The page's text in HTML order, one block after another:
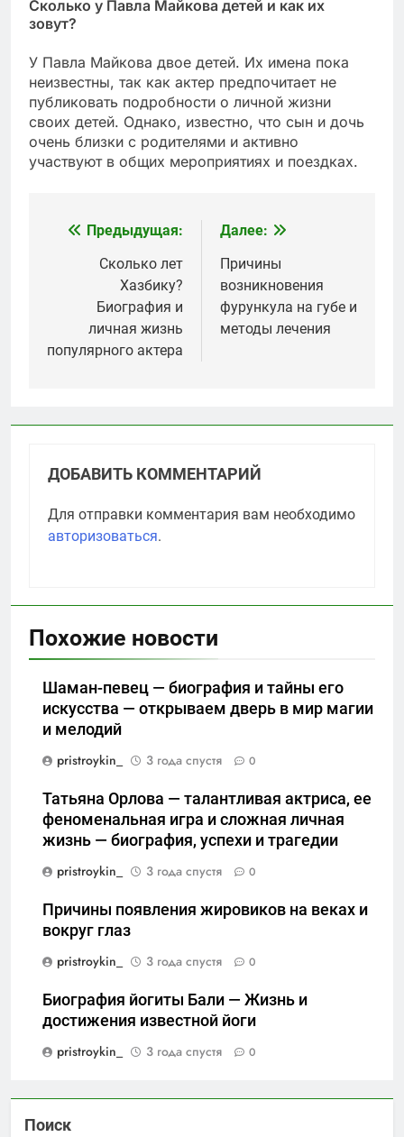
Сколько у Павла Майкова детей и как их
зовут?
У Павла Майкова двое детей. Их имена пока
неизвестны, так как актер предпочитает не
публиковать подробности о личной жизни
своих детей. Однако, известно, что сын и дочь
очень близки с родителями и активно
участвуют в общих мероприятиях и поездках.
Навигация
записям
Предыдущая:
Сколько лет
Хазбику?
Биография и
личная жизнь
популярного актера
Далее:
Причины
возникновения
фурункула на губе и
методы лечения
ДОБАВИТЬ КОММЕНТАРИЙ
Для отправки комментария вам необходимо
авторизоваться.
Похожие новости
Шаман-певец — биография и тайны его
искусства — открываем дверь в мир магии
и мелодий
pristroykin_
3 года спустя 0
Татьяна Орлова — талантливая актриса, ее
феноменальная игра и сложная личная
жизнь — биография, успехи и трагедии
pristroykin_
3 года спустя 0
Причины появления жировиков на веках и
вокруг глаз
pristroykin_
3 года спустя 0
Биография йогиты Бали — Жизнь и
достижения известной йоги
pristroykin_
3 года спустя 0
Поиск